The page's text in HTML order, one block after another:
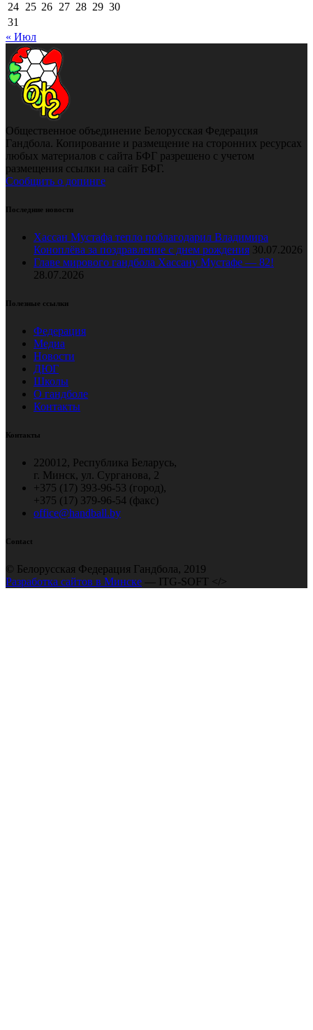
24 25 26 27 28 29 30
31
« Июл
Общественное объединение Белорусская Федерация
Гандбола. Копирование и размещение на сторонних ресурсах
любых материалов с сайта БФГ разрешено с учетом
размещения ссылки на сайт БФГ.
Сообщить о допинге
Последние новости
Хассан Мустафа тепло поблагодарил Владимира
Коноплёва за поздравление с днем рождения 30.07.2026
Главе мирового гандбола Хассану Мустафе — 82!
28.07.2026
Полезные ссылки
Федерация
Медиа
Новости
ДЮГ
Школы
О гандболе
Контакты
Контакты
220012, Республика Беларусь,
г. Минск, ул. Сурганова, 2
+375 (17) 393-96-53 (город),
+375 (17) 379-96-54 (факс)
office@handball.by
Contact
© Белорусская Федерация Гандбола, 2019
Разработка сайтов в Минске — ITG-SOFT </>